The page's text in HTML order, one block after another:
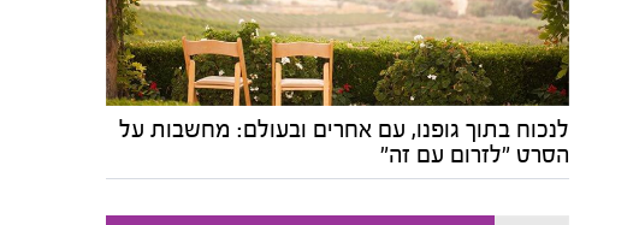
לנכוח בתוך גופנו, עם אחרים ובעולם: מחשבות על
הסרט "לזרום עם זה"